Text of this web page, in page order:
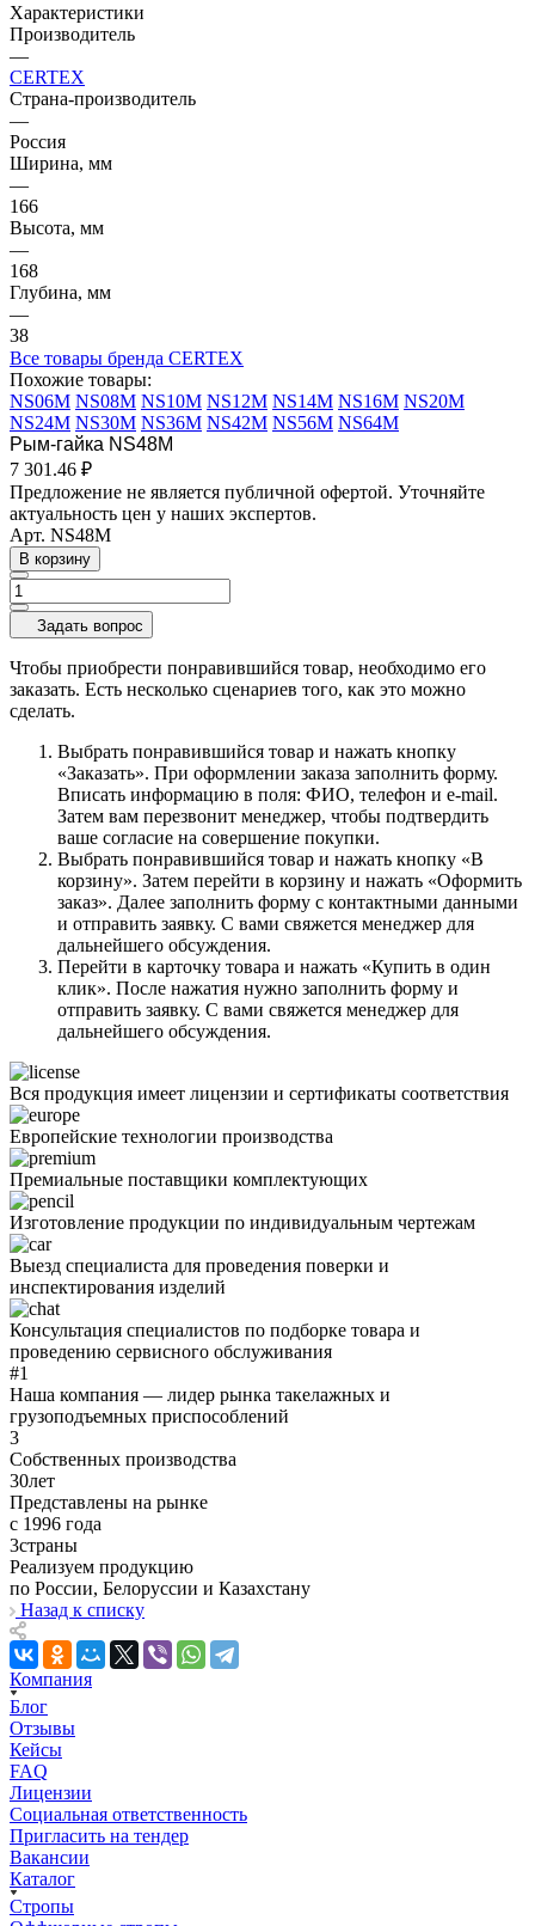
Характеристики
Производитель
—
CERTEX
Страна-производитель
—
Россия
Ширина, мм
—
166
Высота, мм
—
168
Глубина, мм
—
38
Все товары бренда CERTEX
Похожие товары:
NS06M NS08M NS10M NS12M NS14M NS16M NS20M
NS24M NS30M NS36M NS42M NS56M NS64M
Рым-гайка NS48M
7 301.46 ₽
Предложение не является публичной офертой. Уточняйте
актуальность цен у наших экспертов.
Арт. NS48M
В корзину
Задать вопрос
Чтобы приобрести понравившийся товар, необходимо его
заказать. Есть несколько сценариев того, как это можно
сделать.
Выбрать понравившийся товар и нажать кнопку
«Заказать». При оформлении заказа заполнить форму.
Вписать информацию в поля: ФИО, телефон и e-mail.
Затем вам перезвонит менеджер, чтобы подтвердить
ваше согласие на совершение покупки.
Выбрать понравившийся товар и нажать кнопку «В
корзину». Затем перейти в корзину и нажать «Оформить
заказ». Далее заполнить форму с контактными данными
и отправить заявку. С вами свяжется менеджер для
дальнейшего обсуждения.
Перейти в карточку товара и нажать «Купить в один
клик». После нажатия нужно заполнить форму и
отправить заявку. С вами свяжется менеджер для
дальнейшего обсуждения.
Вся продукция имеет лицензии и сертификаты соответствия
Европейские технологии производства
Премиальные поставщики комплектующих
Изготовление продукции по индивидуальным чертежам
Выезд специалиста для проведения поверки и
инспектирования изделий
Консультация специалистов по подборке товара и
проведению сервисного обслуживания
#1
Наша компания — лидер рынка такелажных и
грузоподъемных приспособлений
3
Собственных производства
30лет
Представлены на рынке
с 1996 года
3страны
Реализуем продукцию
по России, Белоруссии и Казахстану
Назад к списку
Компания
Блог
Отзывы
Кейсы
FAQ
Лицензии
Социальная ответственность
Пригласить на тендер
Вакансии
Каталог
Стропы